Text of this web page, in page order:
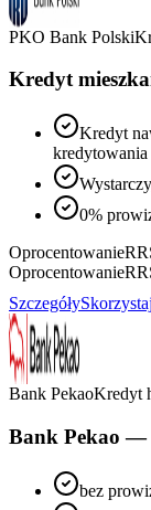
PKO Bank Polski
Kredyt
Kredyt
kredytowania
0%
Oprocentowanie
Oprocentowanie
SzczegółySkorzystaj
Bank PekaoKredyt
Bank Pekao —
bez